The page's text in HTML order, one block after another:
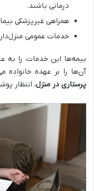
درمانی باشند.
همراهی غیرپزشکی
خدمات عمومی
بیمه‌ها این خدمات را به
آن‌ها را بر عهده خانواده
پرستاری در منزل، انتظار